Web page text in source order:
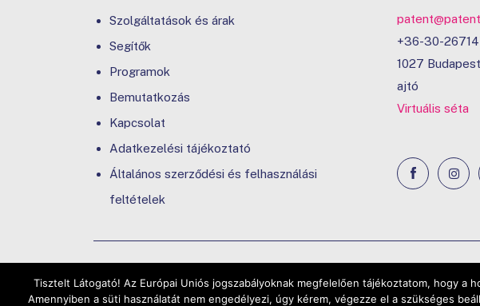
Szolgáltatások és árak
Segítők
Programok
Bemutatkozás
Kapcsolat
Adatkezelési tájékoztató
Általános szerződési és felhasználási
feltételek
+36-30-
1027
ajtó
Virtuális séta
Tisztelt Látogató! Az Európai Uniós jogszabályoknak megfelelően tájékoztatom, hogy
Amennyiben a süti használatát nem engedélyezi, úgy kérem, végezze el a szükséges